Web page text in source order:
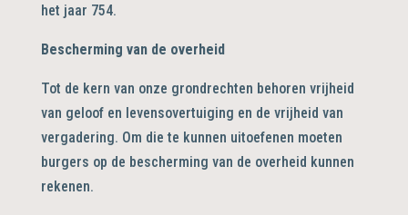
het jaar 754.
Bescherming van de overheid
Tot de kern van onze grondrechten behoren vrijheid
van geloof en levensovertuiging en de vrijheid van
vergadering. Om die te kunnen uitoefenen moeten
burgers op de bescherming van de overheid kunnen
rekenen.